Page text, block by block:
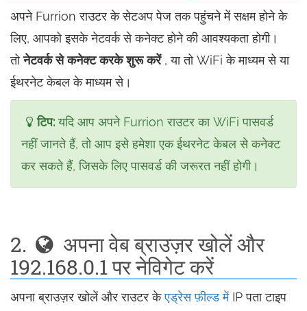
अपने Furrion राउटर के सेटअप पेज तक पहुंचने में सक्षम होने के
लिए, आपको इसके नेटवर्क से कनेक्ट होने की आवश्यकता होगी।
तोनेटवर्क से कनेक्ट करके शुरू करें, या तो WiFi के माध्यम से या
ईथरनेट केबल के माध्यम से।
टिप:यदि आप अपने Furrion राउटर का WiFi पासवर्ड
नहीं जानते हैं, तो आप इसे हमेशा एक ईथरनेट केबल से कनेक्ट
कर सकते हैं, जिसके लिए पासवर्ड की जरूरत नहीं होगी।
2.
अपना वेब ब्राउज़र खोलें और
192.168.0.1 पर नेविगेट करें
अपना ब्राउज़र खोलें और राउटर केएड्रेस फ़ील्ड मेंIP पता टाइप